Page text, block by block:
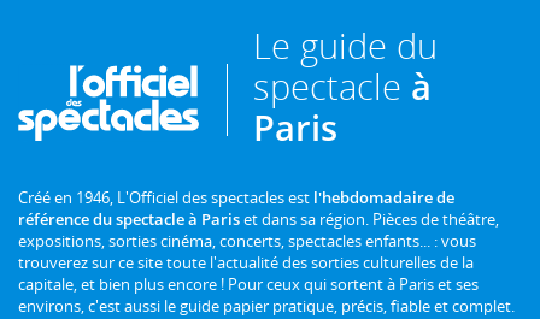
Le guide du
spectacle à
Paris
Créé en 1946, L'Officiel des spectacles est l'hebdomadaire de
référence du spectacle à Pariset dans sa région. Pièces de théâtre,
expositions, sorties cinéma, concerts, spectacles enfants... : vous
trouverez sur ce site toute l'actualité des sorties culturelles de la
capitale, et bien plus encore ! Pour ceux qui sortent à Paris et ses
environs, c'est aussi le guide papier pratique, précis, fiable et complet.